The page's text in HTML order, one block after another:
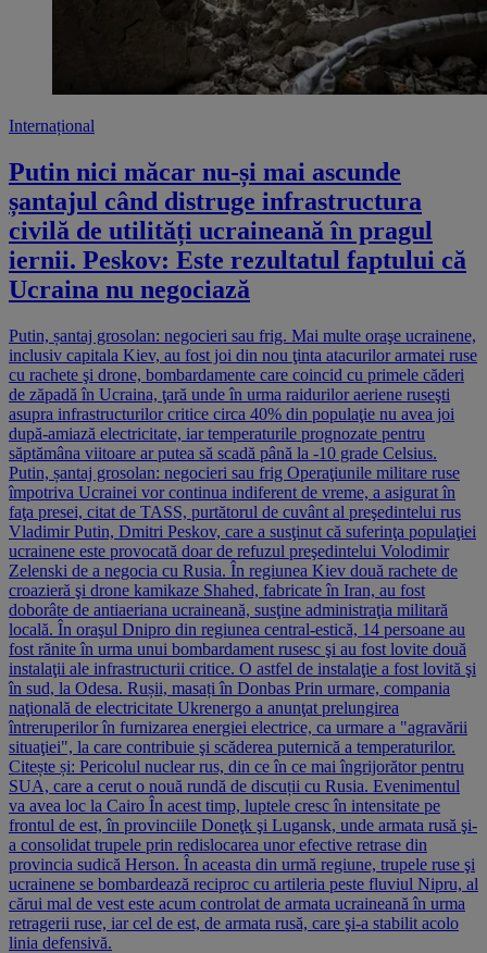
Internațional
Putin nici măcar nu-și mai ascunde
șantajul când distruge infrastructura
civilă de utilități ucraineană în pragul
iernii. Peskov: Este rezultatul faptului că
Ucraina nu negociază
Putin, șantaj grosolan: negocieri sau frig. Mai multe oraşe ucrainene,
inclusiv capitala Kiev, au fost joi din nou ţinta atacurilor armatei ruse
cu rachete şi drone, bombardamente care coincid cu primele căderi
de zăpadă în Ucraina, ţară unde în urma raidurilor aeriene ruseşti
asupra infrastructurilor critice circa 40% din populaţie nu avea joi
după-amiază electricitate, iar temperaturile prognozate pentru
săptămâna viitoare ar putea să scadă până la -10 grade Celsius.
Putin, șantaj grosolan: negocieri sau frig Operaţiunile militare ruse
împotriva Ucrainei vor continua indiferent de vreme, a asigurat în
faţa presei, citat de TASS, purtătorul de cuvânt al preşedintelui rus
Vladimir Putin, Dmitri Peskov, care a susţinut că suferinţa populaţiei
ucrainene este provocată doar de refuzul preşedintelui Volodimir
Zelenski de a negocia cu Rusia. În regiunea Kiev două rachete de
croazieră şi drone kamikaze Shahed, fabricate în Iran, au fost
doborâte de antiaeriana ucraineană, susţine administraţia militară
locală. În oraşul Dnipro din regiunea central-estică, 14 persoane au
fost rănite în urma unui bombardament rusesc şi au fost lovite două
instalaţii ale infrastructurii critice. O astfel de instalaţie a fost lovită şi
în sud, la Odesa. Rușii, masați în Donbas Prin urmare, compania
naţională de electricitate Ukrenergo a anunţat prelungirea
întreruperilor în furnizarea energiei electrice, ca urmare a "agravării
situaţiei", la care contribuie şi scăderea puternică a temperaturilor.
Citește și: Pericolul nuclear rus, din ce în ce mai îngrijorător pentru
SUA, care a cerut o nouă rundă de discuții cu Rusia. Evenimentul
va avea loc la Cairo În acest timp, luptele cresc în intensitate pe
frontul de est, în provinciile Doneţk şi Lugansk, unde armata rusă şi-
a consolidat trupele prin redislocarea unor efective retrase din
provincia sudică Herson. În aceasta din urmă regiune, trupele ruse şi
ucrainene se bombardează reciproc cu artileria peste fluviul Nipru, al
cărui mal de vest este acum controlat de armata ucraineană în urma
retragerii ruse, iar cel de est, de armata rusă, care şi-a stabilit acolo
linia defensivă.